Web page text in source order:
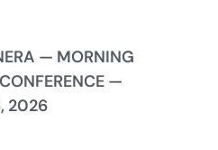
— MORNING
—
2026